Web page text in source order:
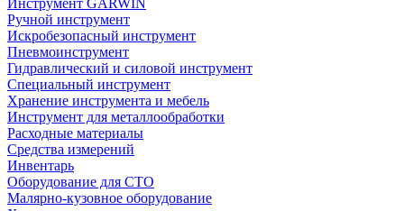
Инструмент GARWIN
Ручной инструмент
Искробезопасный инструмент
Пневмоинструмент
Гидравлический и силовой инструмент
Специальный инструмент
Хранение инструмента и мебель
Инструмент для металлообработки
Расходные материалы
Средства измерений
Инвентарь
Оборудование для СТО
Малярно-кузовное оборудование